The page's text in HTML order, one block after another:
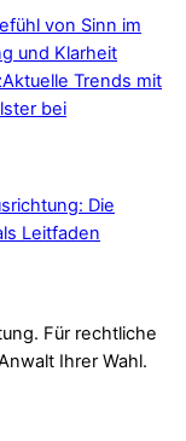
von Sinn im
und Klarheit
Aktuelle Trends mit
bei
Die
Leitfaden
Für rechtliche
Ihrer Wahl.